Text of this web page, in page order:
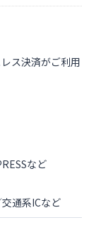
ス決済がご利用
など
通系ICなど